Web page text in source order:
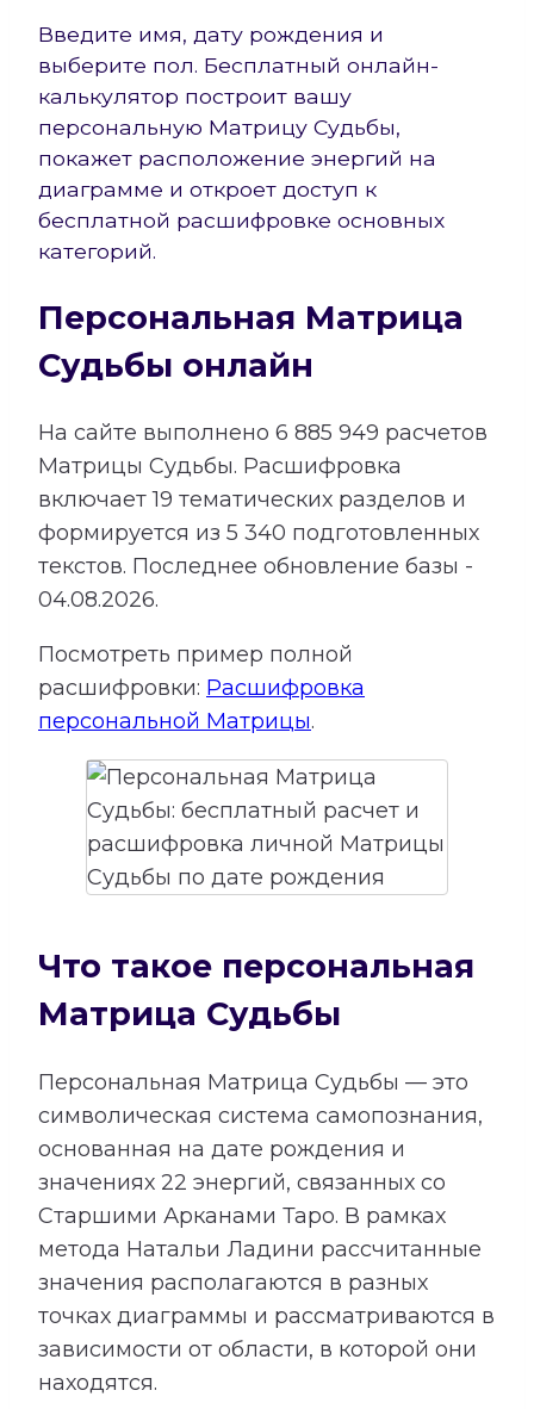
Введите имя, дату рождения и
выберите пол. Бесплатный онлайн-
калькулятор построит вашу
персональную Матрицу Судьбы,
покажет расположение энергий на
диаграмме и откроет доступ к
бесплатной расшифровке основных
категорий.
Персональная Матрица
Судьбы онлайн
На сайте выполнено 6 885 949 расчетов
Матрицы Судьбы. Расшифровка
включает19 тематических разделов и
формируется из 5 340 подготовленных
текстов. Последнее обновление базы -
04.08.2026.
Посмотреть пример полной
расшифровки: Расшифровка
персональной Матрицы.
Что такое персональная
Матрица Судьбы
Персональная Матрица Судьбы — это
символическая система самопознания,
основанная на дате рождения и
значениях 22 энергий, связанных со
Старшими Арканами Таро. В рамках
метода Натальи Ладини рассчитанные
значения располагаются в разных
точках диаграммы и рассматриваются в
зависимости от области, в которой они
находятся.